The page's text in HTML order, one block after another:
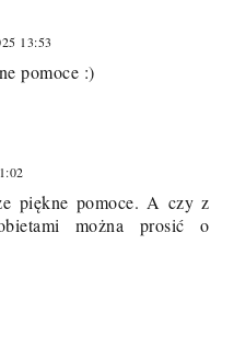
13:53
pomoce :)
piękne pomoce. A czy z
można prosić o